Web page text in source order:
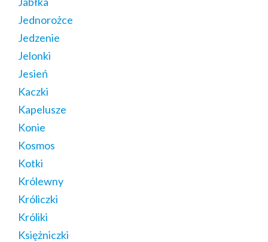
Jednorożce
Jedzenie
Jelonki
Jesień
Kaczki
Kapelusze
Konie
Kosmos
Kotki
Królewny
Króliczki
Króliki
Księżniczki